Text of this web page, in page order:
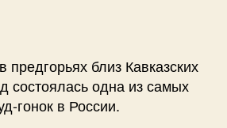
предгорьях близ Кавказских
состоялась одна из самых
гонок в России.